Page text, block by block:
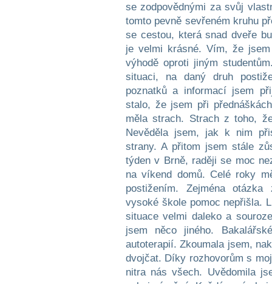
se zodpovědnými za svůj
tomto pevně sevřeném kruhu
se cestou, která snad dveře
je velmi krásné. Vím, že
výhodě oproti jiným
situaci, na daný druh
poznatků a informací jsem
stalo, že jsem při
měla strach. Strach z toho,
Nevěděla jsem, jak k nim
strany. A přitom jsem stále
týden v Brně, raději se moc
na víkend domů. Celé roky
postižením. Zejména
vysoké škole pomoc nepřišla.
situace velmi daleko a
jsem něco jiného.
autoterapií. Zkoumala jsem,
dvojčat. Díky rozhovorům s
nitra nás všech. Uvědomila